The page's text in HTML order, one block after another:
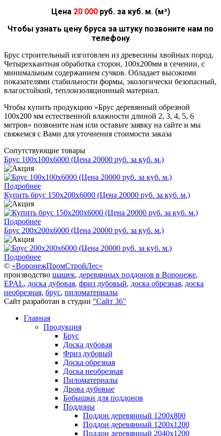
Цена 20 000руб. за куб. м. (м³)
Чтобы узнать цену бруса за штуку позвоните нам по
телефону
Брус строительный изготовлен из древесины хвойных пород.
Четырехкантная обработка сторон, 100х200мм в сечении, с
минимальным содержанием сучков. Обладает высокими
показателями стабильности формы, экологически безопасный,
влагостойкий, теплоизоляционный материал.
Чтобы купить продукцию «Брус деревянный обрезной
100х200 мм естественной влажности длиной 2, 3, 4, 5, 6
метров» позвоните нам или оставьте заявку на сайте и мы
свяжемся с Вами для уточнения стоимости заказа
Сопутствующие товары
Брус 100х100х6000 (Цена 20000 руб. за куб. м.)
Подробнее
Купить брус 150х200х6000 (Цена 20000 руб. за куб. м.)
Подробнее
Брус 200х200х6000 (Цена 20000 руб. за куб. м.)
Подробнее
© «ВоронежПромСтройЛес»
производство шашек, деревянных поддонов в Воронеже,
EPAL, доска дубовая, фриз дубовый, доска обрезная, доска
необрезная, брус, пиломатериалы
Сайт разработан в студии "Сайт 36"
Главная
Продукция
Брус
Доска дубовая
Фриз дубовый
Доска обрезная
Доска необрезная
Пиломатериалы
Дрова дубовые
Бобышки для поддонов
Поддоны
Поддон деревянный 1200х800
Поддон деревянный 1200х1200
Поддон деревянный 2040х1200